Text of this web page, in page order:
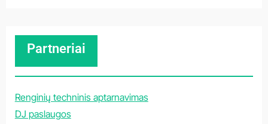
Partneriai
Renginių techninis aptarnavimas
DJ paslaugos